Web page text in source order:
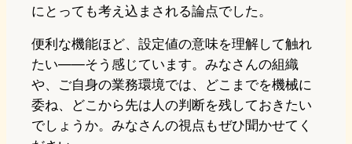
にとっても考え込まされる論点でした。
便利な機能ほど、設定値の意味を理解して触れ
たい——そう感じています。みなさんの組織
や、ご自身の業務環境では、どこまでを機械に
委ね、どこから先は人の判断を残しておきたい
でしょうか。みなさんの視点もぜひ聞かせてく